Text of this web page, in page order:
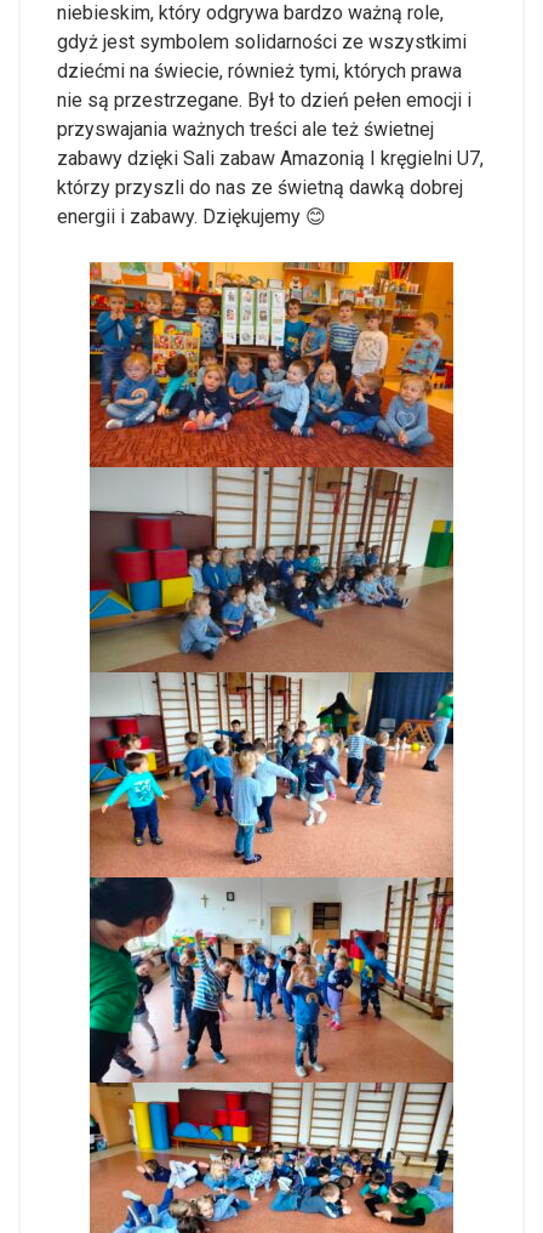
niebieskim, który odgrywa bardzo ważną role,
gdyż jest symbolem solidarności ze wszystkimi
dziećmi na świecie, również tymi, których prawa
nie są przestrzegane. Był to dzień pełen emocji i
przyswajania ważnych treści ale też świetnej
zabawy dzięki Sali zabaw Amazonią I kręgielni U7,
którzy przyszli do nas ze świetną dawką dobrej
energii i zabawy. Dziękujemy 😊